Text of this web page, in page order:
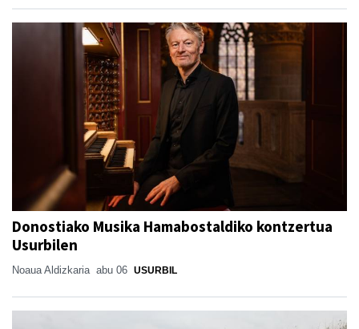
Donostiako Musika Hamabostaldiko kontzertua
Usurbilen
Noaua Aldizkaria abu 06 USURBIL